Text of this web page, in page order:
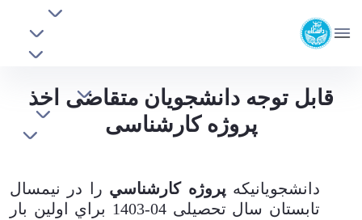
خدمات
قابل توجه دانشجویان متقاضی اخذ پروژه
کارشناسی - ece- دانشکده مهندسی برق و کامپیوتر
قابل توجه دانشجویان متقاضی اخذ
پروژه کارشناسی
دانشجويانيكه پروژه كارشناسي را در نيمسال
تابستان سال تحصیلی 04-1403 براي اولين بار